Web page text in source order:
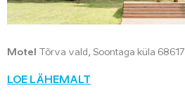
Motel Tõrva vald, Soontaga küla 68617
LOE LÄHEMALT